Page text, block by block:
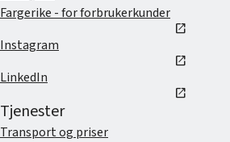
Fargerike - for forbrukerkunder
open_in_new
Instagram
open_in_new
LinkedIn
open_in_new
Tjenester
Transport og priser